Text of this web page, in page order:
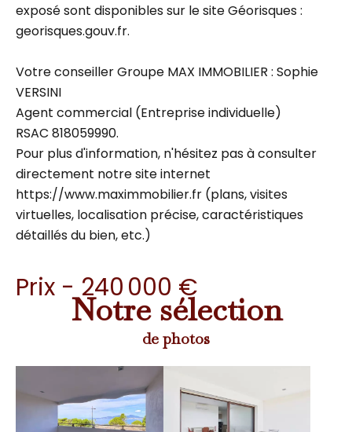
exposé sont disponibles sur le site Géorisques :
georisques.gouv.fr.
Votre conseiller Groupe MAX IMMOBILIER : Sophie
VERSINI
Agent commercial (Entreprise individuelle)
RSAC 818059990.
Pour plus d'information, n'hésitez pas à consulter
directement notre site internet
https://www.maximmobilier.fr (plans, visites
virtuelles, localisation précise, caractéristiques
détaillés du bien, etc.)
Prix - 240 000 €
Notre sélection
de photos